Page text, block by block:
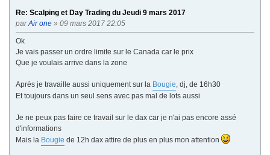
Re: Scalping et Day Trading du Jeudi 9 mars 2017
parAir one » 09 mars 2017 22:05
Ok
Je vais passer un ordre limite sur le Canada car le prix
Que je voulais arrive dans la zone
Après je travaille aussi uniquement sur la Bougie, dj, de 16h30
Et toujours dans un seul sens avec pas mal de lots aussi
Je ne peux pas faire ce travail sur le dax car je n'ai pas encore assé
d'informations
Mais la Bougie de 12h dax attire de plus en plus mon attention